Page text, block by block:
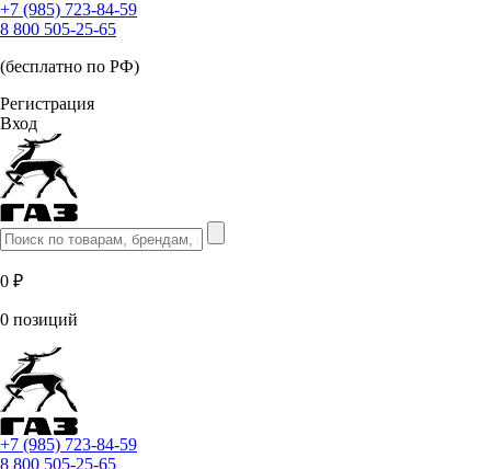
+7 (985) 723-84-59
8 800 505-25-65
(бесплатно по РФ)
Регистрация
Вход
0 ₽
0 позиций
+7 (985) 723-84-59
8 800 505-25-65